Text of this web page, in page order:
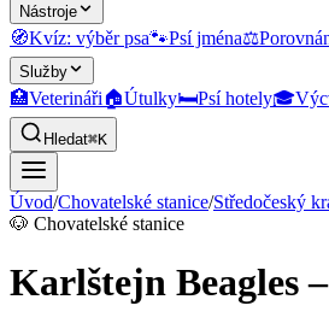
Nástroje
🧭Kvíz: výběr psa🐾Psí jména⚖️
Služby
🏥Veterináři🏠Útulky🛏️Psí hotely🎓
Hledat⌘K
Úvod/Chovatelské stanice/Středočeský
🐶 Chovatelské stanice
Karlštejn Beagles